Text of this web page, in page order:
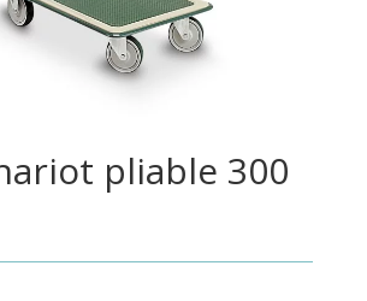
pliable 300